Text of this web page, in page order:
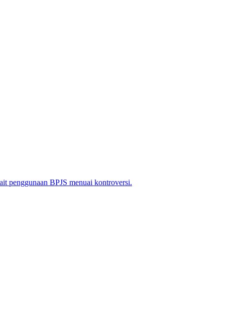
penggunaan BPJS menuai kontroversi.